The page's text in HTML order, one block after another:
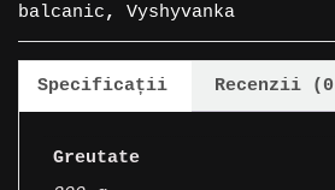
balcanic, Vyshyvanka
Specificații Recenzii
Greutate